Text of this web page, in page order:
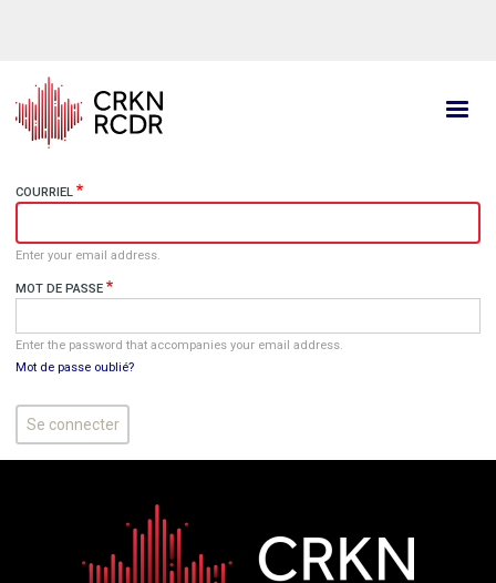
principal
COURRIEL
Enter your email address.
MOT DE PASSE
Enter the password that accompanies your email address.
Mot de passe oublié?